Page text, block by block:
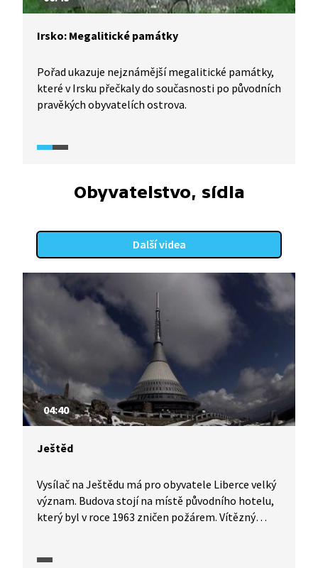
Irsko: Megalitické památky
Pořad ukazuje nejznámější megalitické památky,
které v Irsku přečkaly do současnosti po původních
pravěkých obyvatelích ostrova.
Obyvatelstvo, sídla
Další videa
04:40
Ještěd
Vysílač na Ještědu má pro obyvatele Liberce velký
význam. Budova stojí na místě původního hotelu,
který byl v roce 1963 zničen požárem. Vítězný